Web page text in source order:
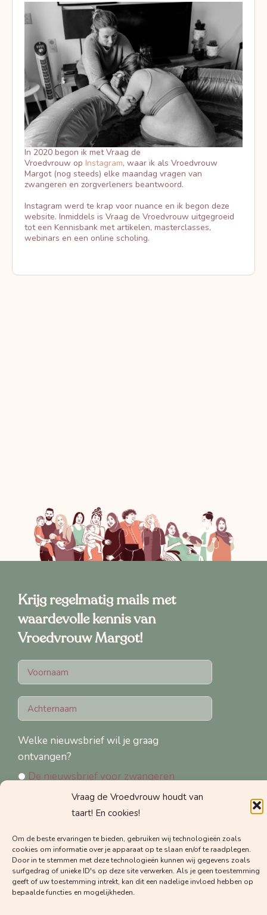
Vraag de Vroedvrouw houdt van
taart! En cookies!
Om de beste ervaringen te bieden, gebruiken wij technologieën zoals
cookies om informatie over je apparaat op te slaan en/of te raadplegen.
Door in te stemmen met deze technologieën kunnen wij gegevens zoals
surfgedrag of unieke ID's op deze site verwerken. Als je geen toestemming
geeft of uw toestemming intrekt, kan dit een nadelige invloed hebben op
bepaalde functies en mogelijkheden.
In 2020 begon ik met Vraag de
Vroedvrouw op Instagram, waar ik als Vroedvrouw
Margot (nog steeds) elke maandag vragen van
zwangeren en zorgverleners beantwoord.
Instagram werd te krap voor nuance en ik begon deze
website. Inmiddels is Vraag de Vroedvrouw uitgegroeid
tot een Kennisbank met artikelen, masterclasses,
webinars en een online scholing.
Krijg regelmatig mails met
waardevolle kennis van
Vroedvrouw Margot!
Welke nieuwsbrief wil je graag
ontvangen?
De nieuwsbrief voor zwangeren
De nieuwsbrief voor zorgverleners
Schrijf je in voor de nieuwsbrief